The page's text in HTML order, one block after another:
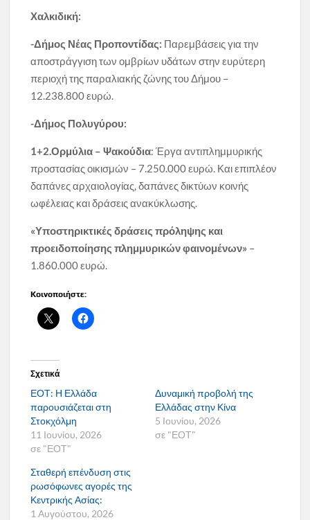
Χαλκιδική:
-Δήμος Νέας Προποντίδας: Παρεμβάσεις για την
αποστράγγιση των ομβρίων υδάτων στην ευρύτερη
περιοχή της παραλιακής ζώνης του Δήμου –
12.238.800 ευρώ.
-Δήμος Πολυγύρου:
1+2.Ορμύλια – Ψακούδια: Έργα αντιπλημμυρικής
προστασίας οικισμών – 7.250.000 ευρώ. Και επιπλέον
δαπάνες αρχαιολογίας, δαπάνες δικτύων κοινής
ωφέλειας και δράσεις ανακύκλωσης.
«Υποστηρικτικές δράσεις πρόληψης και
προειδοποίησης πλημμυρικών φαινομένων» –
1.860.000 ευρώ.
Κοινοποιήστε:
Σχετικά
ΕΟΤ: Η Ελλάδα
παρουσιάζεται στη
Στοκχόλμη
11 Ιουνίου, 2026
σε "ΕΟΤ"
Δυναμική προβολή της
Ελλάδας στην Κίνα
5 Ιουνίου, 2026
σε "ΕΟΤ"
Σταθερή επένδυση στις
ρωσόφωνες αγορές της
Κεντρικής Ασίας:
1 Αυγούστου, 2026